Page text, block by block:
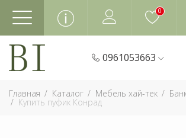
0
0961053663
Главная Каталог Мебель хай-тек
Купить пуфик Конрад